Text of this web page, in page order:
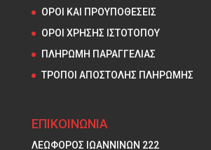
ΟΡΟΙ ΚΑΙ ΠΡΟΥΠΟΘΕΣΕΙΣ
ΟΡΟΙ ΧΡΗΣΗΣ ΙΣΤΟΤΟΠΟΥ
ΠΛΗΡΩΜΗ ΠΑΡΑΓΓΕΛΙΑΣ
ΤΡΟΠΟΙ ΑΠΟΣΤΟΛΗΣ ΠΛΗΡΩΜΗΣ
ΕΠΙΚΟΙΝΩΝΙΑ
ΛΕΩΦΟΡΟΣ ΙΩΑΝΝΙΝΩΝ 222